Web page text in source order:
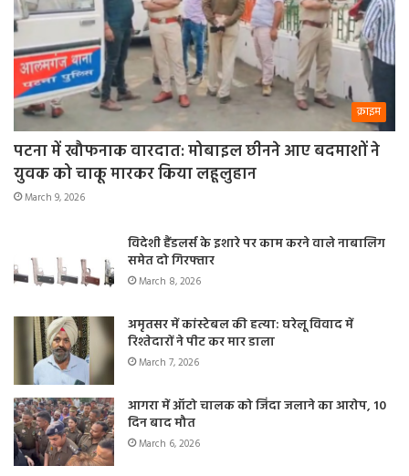
क्राइम
पटना में खौफनाक वारदात: मोबाइल छीनने आए बदमाशों ने
युवक को चाकू मारकर किया लहूलुहान
March 9, 2026
विदेशी हैंडलर्स के इशारे पर काम करने वाले नाबालिग
समेत दो गिरफ्तार
March 8, 2026
अमृतसर में कांस्टेबल की हत्या: घरेलू विवाद में
रिश्तेदारों ने पीट कर मार डाला
March 7, 2026
आगरा में ऑटो चालक को जिंदा जलाने का आरोप, 10
दिन बाद मौत
March 6, 2026